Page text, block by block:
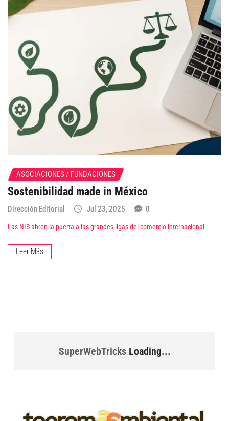
ASOCIACIONES / FUNDACIONES
Sostenibilidad made in México
Dirección Editorial Jul 23, 2025 0
Las NIS abren la puerta a las grandes ligas del comercio internacional
Leer Más
SuperWebTricksLoading...